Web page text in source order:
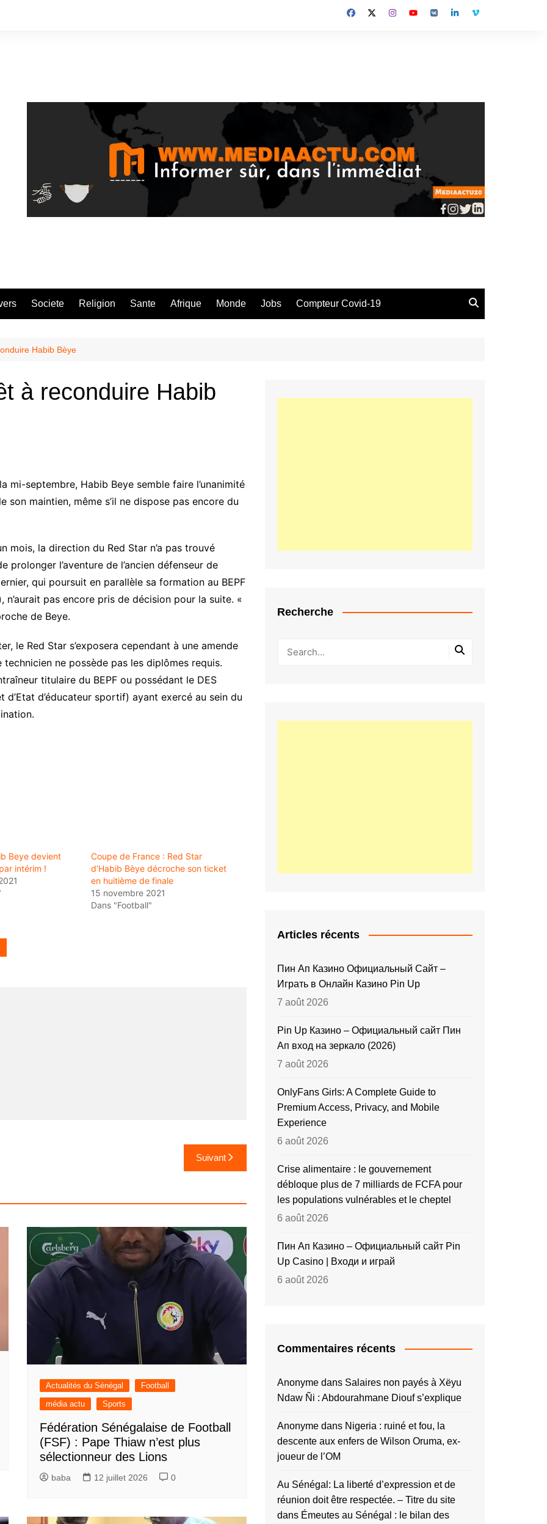
Societe Religion Sante Afrique Monde Jobs Compteur Covid-19
Habib Bèye
à reconduire Habib
mi-septembre, Habib Beye semble faire l’unanimité
maintien, même s’il ne dispose pas encore du
mois, la direction du Red Star n’a pas trouvé
prolonger l’aventure de l’ancien défenseur de
qui poursuit en parallèle sa formation au BEPF
pas encore pris de décision pour la suite. «
de Beye.
le Red Star s’exposera cependant à une amende
ne possède pas les diplômes requis.
titulaire du BEPF ou possédant le DES
d’Etat d’éducateur sportif) ayant exercé au sein du
Beye devient
intérim !
Coupe de France : Red Star
d’Habib Bèye décroche son ticket
en huitième de finale
15 novembre 2021
Dans "Football"
Suivant
Actualités du Sénégal
Football
média actu
Sports
Fédération Sénégalaise de Football
(FSF) : Pape Thiaw n’est plus
sélectionneur des Lions
baba 12 juillet 2026 0
Recherche
Articles récents
Пин Ап Казино Официальный Сайт –
Играть в Онлайн Казино Pin Up
7 août 2026
Pin Up Казино – Официальный сайт Пин
Ап вход на зеркало (2026)
7 août 2026
OnlyFans Girls: A Complete Guide to
Premium Access, Privacy, and Mobile
Experience
6 août 2026
Crise alimentaire : le gouvernement
débloque plus de 7 milliards de FCFA pour
les populations vulnérables et le cheptel
6 août 2026
Пин Ап Казино – Официальный сайт Pin
Up Casino | Входи и играй
6 août 2026
Commentaires récents
Anonyme dans Salaires non payés à Xëyu
Ndaw Ñi : Abdourahmane Diouf s’explique
Anonyme dans Nigeria : ruiné et fou, la
descente aux enfers de Wilson Oruma, ex-
joueur de l’OM
Au Sénégal: La liberté d’expression et de
réunion doit être respectée. – Titre du site
dans Émeutes au Sénégal : le bilan des